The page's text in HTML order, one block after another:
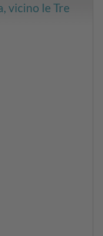
vicino le Tre